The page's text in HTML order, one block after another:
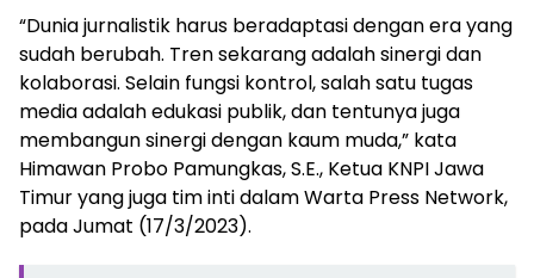
“Dunia jurnalistik harus beradaptasi dengan era yang
sudah berubah. Tren sekarang adalah sinergi dan
kolaborasi. Selain fungsi kontrol, salah satu tugas
media adalah edukasi publik, dan tentunya juga
membangun sinergi dengan kaum muda,” kata
Himawan Probo Pamungkas, S.E., Ketua KNPI Jawa
Timur yang juga tim inti dalam Warta Press Network,
pada Jumat (17/3/2023).